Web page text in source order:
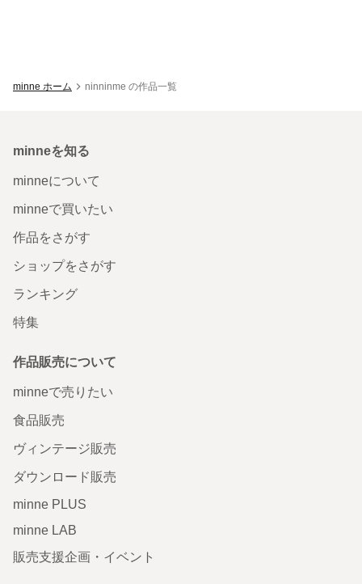
minne ホーム ninninme の作品一覧
minneを知る
minneについて
minneで買いたい
作品をさがす
ショップをさがす
ランキング
特集
作品販売について
minneで売りたい
食品販売
ヴィンテージ販売
ダウンロード販売
minne PLUS
minne LAB
販売支援企画・イベント